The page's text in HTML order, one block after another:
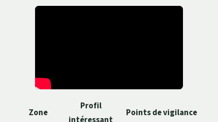
Zone
Profil
Points de vigilance